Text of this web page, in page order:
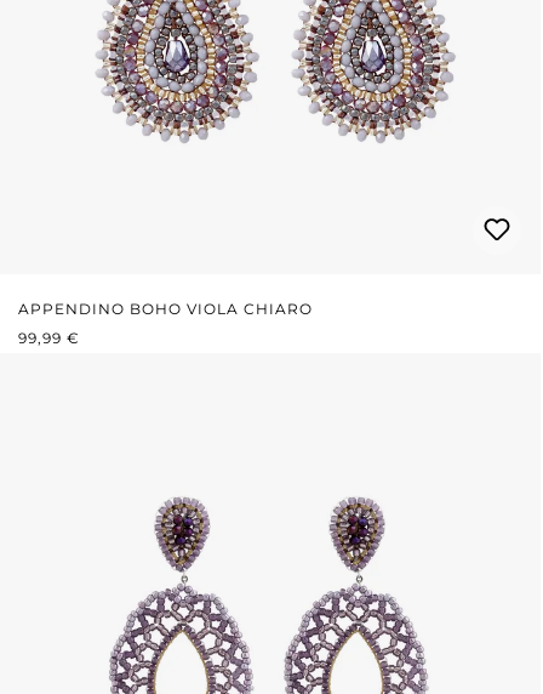
APPENDINO BOHO VIOLA CHIARO
PREZZO NORMALE:
99,99 €